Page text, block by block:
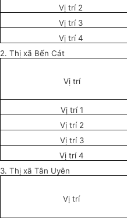
Vị trí 2
Vị trí 3
Vị trí 4
2. Thị xã Bến Cát
Vị trí
Vị trí 1
Vị trí 2
Vị trí 3
Vị trí 4
3. Thị xã Tân Uyên
Vị trí